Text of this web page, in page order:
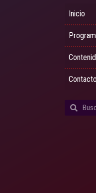
Inicio
Contacto